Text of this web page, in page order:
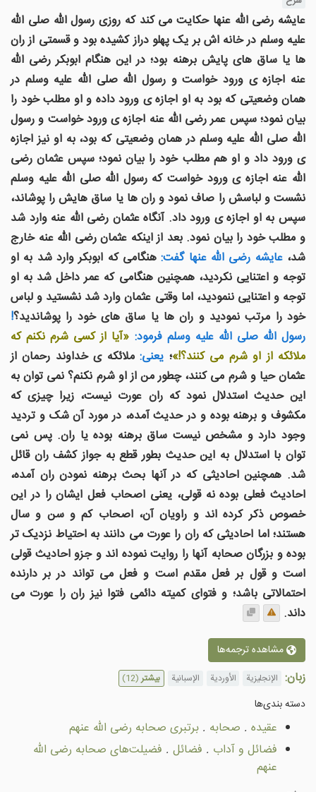
عایشه رضی الله عنها حکایت می کند که روزی رسول الله صلى الله
عليه وسلم در خانه اش بر يک پهلو دراز كشيده بود و قسمتی از ران
ها يا ساق های پايش برهنه بود؛ در اين هنگام ابوبكر رضی الله
عنه اجازه ی ورود خواست و رسول الله صلى الله عليه وسلم در
همان وضعیتی كه بود به او اجازه ی ورود داده و او مطلب خود را
بيان نمود؛ سپس عمر رضی الله عنه اجازه ی ورود خواست و رسول
الله صلى الله عليه وسلم در همان وضعیتی که بود، به او نيز اجازه
ی ورود داد و او هم مطلب خود را بيان نمود؛ سپس عثمان رضی
الله عنه اجازه ی ورود خواست که رسول الله صلى الله عليه وسلم
نشست و لباسش را صاف نمود و ران ها یا ساق هایش را پوشاند،
سپس به او اجازه ی ورود داد. آنگاه عثمان رضی الله عنه وارد شد
و مطلب خود را بيان نمود. بعد از اينكه عثمان رضی الله عنه خارج
شد، عايشه رضی الله عنها گفت:هنگامی كه ابوبكر وارد شد به او
توجه و اعتنايی نكرديد، همچنين هنگامی كه عمر داخل شد به او
توجه و اعتنايی ننموديد، اما وقتی عثمان وارد شد نشستيد و لباس
خود را مرتب نموديد و ران ها یا ساق های خود را پوشاندید؟!
رسول الله صلى الله عليه وسلم فرمود: «آيا از كسی شرم نكنم كه
ملائکه از او شرم می كنند؟!»؛ یعنی:ملائکه ی خداوند رحمان از
عثمان حیا و شرم می کنند، چطور من از او شرم نکنم؟ نمی توان به
این حدیث استدلال نمود که ران عورت نیست، زیرا چیزی که
مکشوف و برهنه بوده و در حدیث آمده، در مورد آن شک و تردید
وجود دارد و مشخص نیست ساق برهنه بوده یا ران. پس نمی
توان با استدلال به این حدیث بطور قطع به جواز کشف ران قائل
شد. همچنین احادیثی که در آنها بحث برهنه نمودن ران آمده،
احادیث فعلی بوده نه قولی، یعنی اصحاب فعل ایشان را در این
خصوص ذکر کرده اند و راویان آن، اصحاب کم و سن و سال
هستند؛ اما احادیثی که ران را عورت می دانند به احتیاط نزدیک تر
بوده و بزرگان صحابه آنها را روایت نموده اند و جزو احادیث قولی
است و قول بر فعل مقدم است و فعل می تواند در بر دارنده
احتمالاتی باشد؛ و فتوای کمیته دائمی فتوا نیز ران را عورت می
داند.
مشاهده ترجمه‌ها
زبان: الإنجليزية الأوردية الإسبانية بیشتر(12)
دسته بندى‌ها
عقيده . صحابه . برتبری صحابه رضى الله عنهم
فضائل و آداب . فضائل . فضيلت‌هاى صحابه رضى الله
عنهم